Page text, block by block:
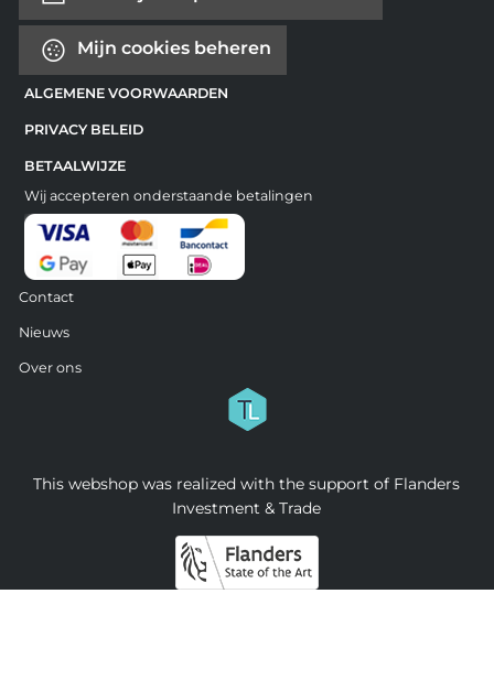
Mijn cookies beheren
ALGEMENE VOORWAARDEN
PRIVACY BELEID
BETAALWIJZE
Wij accepteren onderstaande betalingen
Contact
Nieuws
Over ons
This webshop was realized with the support of Flanders
Investment & Trade